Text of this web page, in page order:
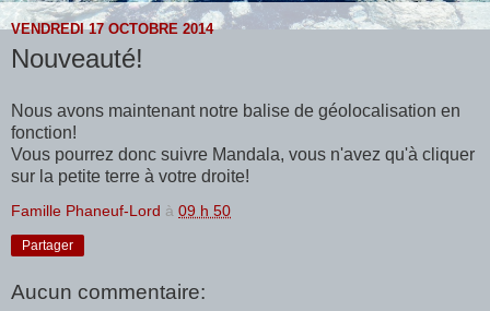
VENDREDI 17 OCTOBRE 2014
Nouveauté!
Nous avons maintenant notre balise de géolocalisation en
fonction!
Vous pourrez donc suivre Mandala, vous n'avez qu'à cliquer
sur la petite terre à votre droite!
Famille Phaneuf-Lord à 09 h 50
Partager
Aucun commentaire: